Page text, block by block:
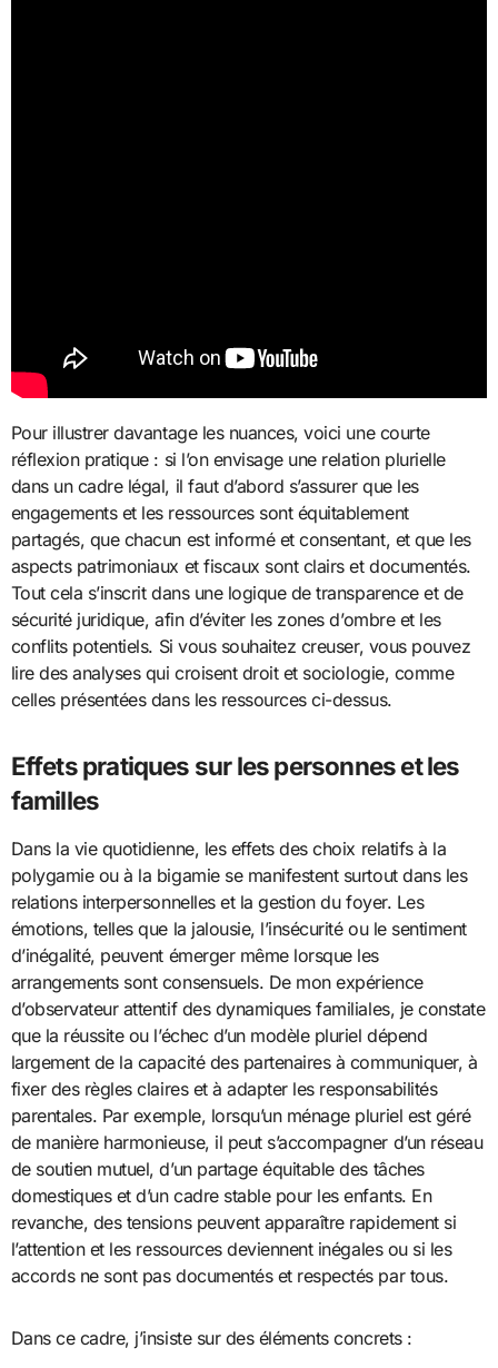
Pour illustrer davantage les nuances, voici une courte
réflexion pratique : si l’on envisage une relation plurielle
dans un cadre légal, il faut d’abord s’assurer que les
engagements et les ressources sont équitablement
partagés, que chacun est informé et consentant, et que les
aspects patrimoniaux et fiscaux sont clairs et documentés.
Tout cela s’inscrit dans une logique de transparence et de
sécurité juridique, afin d’éviter les zones d’ombre et les
conflits potentiels. Si vous souhaitez creuser, vous pouvez
lire des analyses qui croisent droit et sociologie, comme
celles présentées dans les ressources ci-dessus.
Effets pratiques sur les personnes et les
familles
Dans la vie quotidienne, les effets des choix relatifs à la
polygamie ou à la bigamie se manifestent surtout dans les
relations interpersonnelles et la gestion du foyer. Les
émotions, telles que la jalousie, l’insécurité ou le sentiment
d’inégalité, peuvent émerger même lorsque les
arrangements sont consensuels. De mon expérience
d’observateur attentif des dynamiques familiales, je constate
que la réussite ou l’échec d’un modèle pluriel dépend
largement de la capacité des partenaires à communiquer, à
fixer des règles claires et à adapter les responsabilités
parentales. Par exemple, lorsqu’un ménage pluriel est géré
de manière harmonieuse, il peut s’accompagner d’un réseau
de soutien mutuel, d’un partage équitable des tâches
domestiques et d’un cadre stable pour les enfants. En
revanche, des tensions peuvent apparaître rapidement si
l’attention et les ressources deviennent inégales ou si les
accords ne sont pas documentés et respectés par tous.
Dans ce cadre, j’insiste sur des éléments concrets :